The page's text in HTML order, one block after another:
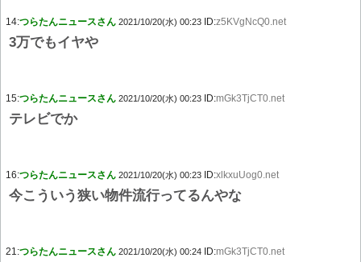
14:つらたんニュースさん 2021/10/20(水) 00:23 ID:z5KVgNcQ0.net
3万でもイヤや
15:つらたんニュースさん 2021/10/20(水) 00:23 ID:mGk3TjCT0.net
テレビでか
16:つらたんニュースさん 2021/10/20(水) 00:23 ID:xlkxuUog0.net
今こういう狭い物件流行ってるんやな
21:つらたんニュースさん 2021/10/20(水) 00:24 ID:mGk3TjCT0.net